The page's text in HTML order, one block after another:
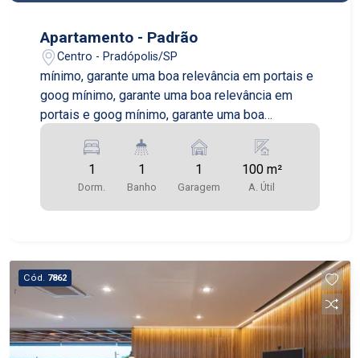
Apartamento - Padrão
Centro - Pradópolis/SP
mínimo, garante uma boa relevância em portais e
goog mínimo, garante uma boa relevância em
portais e goog mínimo, garante uma boa
relevância em portais e goog mínimo, garante
uma boa relevância em portais e goog
1
Dorm.
1
Banho
1
Garagem
100 m²
A. Útil
Cód. 7862